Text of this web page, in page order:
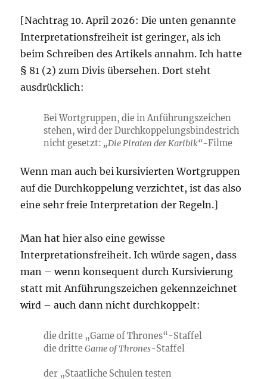
[Nachtrag 10. April 2026: Die unten genannte
Interpretationsfreiheit ist geringer, als ich
beim Schreiben des Artikels annahm. Ich hatte
§ 81 (2) zum Divis übersehen. Dort steht
ausdrücklich:
Bei Wortgruppen, die in Anführungszeichen
stehen, wird der Durchkoppelungsbindestrich
nicht gesetzt: „Die Piraten der Karibik“-Filme
Wenn man auch bei kursivierten Wortgruppen
auf die Durchkoppelung verzichtet, ist das also
eine sehr freie Interpretation der Regeln.]
Man hat hier also eine gewisse
Interpretationsfreiheit. Ich würde sagen, dass
man – wenn konsequent durch Kursivierung
statt mit Anführungszeichen gekennzeichnet
wird – auch dann nicht durchkoppelt:
die dritte „Game of Thrones“-Staffel
die dritteGame of Thrones-Staffel
der „Staatliche Schulen testen